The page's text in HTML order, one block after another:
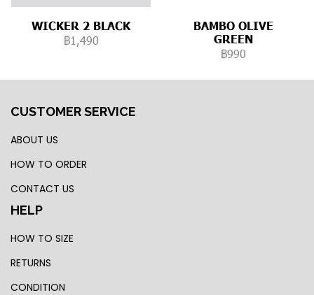
WICKER 2 BLACK
฿1,490
BAMBO OLIVE
GREEN
฿990
CUSTOMER SERVICE
ABOUT US
HOW TO ORDER
CONTACT US
HELP
HOW TO SIZE
RETURNS
CONDITION